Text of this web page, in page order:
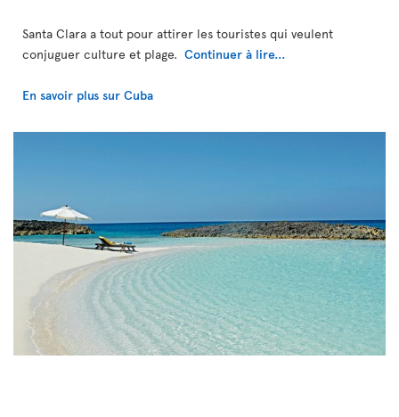
Santa Clara a tout pour attirer les touristes qui veulent
conjuguer culture et plage. Continuer à lire...
En savoir plus sur Cuba